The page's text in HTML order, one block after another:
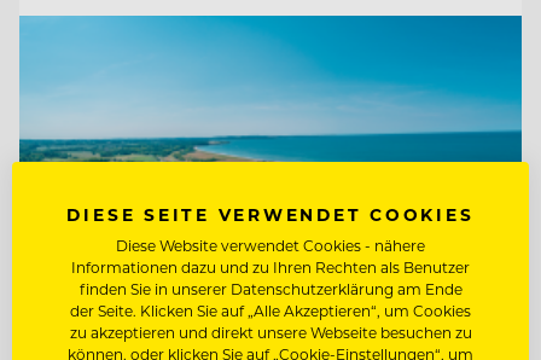
DIESE SEITE VERWENDET COOKIES
Diese Website verwendet Cookies - nähere
Informationen dazu und zu Ihren Rechten als Benutzer
finden Sie in unserer Datenschutzerklärung am Ende
der Seite. Klicken Sie auf „Alle Akzeptieren“, um Cookies
zu akzeptieren und direkt unsere Webseite besuchen zu
können, oder klicken Sie auf „Cookie-Einstellungen“, um